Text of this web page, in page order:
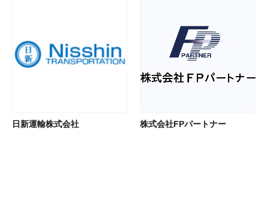
日新運輸株式会社 株式会社FPパートナー